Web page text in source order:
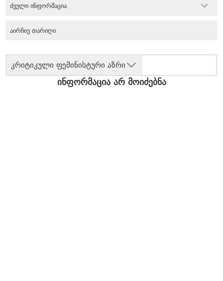
კრიტიკული ფემინისტური აზრი
ძველი ინფორმაცია
ინფორმაცია არ მოიძებნა